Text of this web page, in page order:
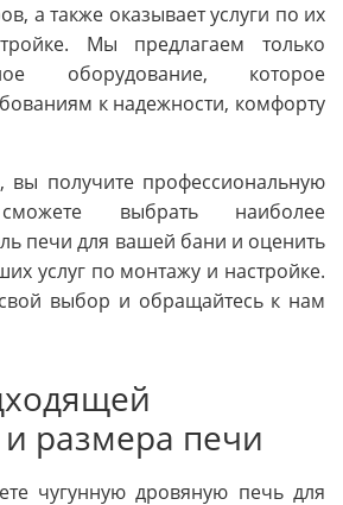
а также оказывает услуги по их
Мы предлагаем только
оборудование, которое
к надежности, комфорту
получите профессиональную
сможете выбрать наиболее
печи для вашей бани и оценить
услуг по монтажу и настройке.
выбор и обращайтесь к нам
размера печи
чугунную дровяную печь для